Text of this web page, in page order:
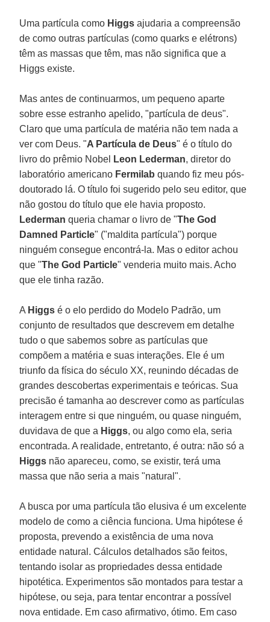
Uma partícula como Higgsajudaria a compreensão
de como outras partículas (como quarks e elétrons)
têm as massas que têm, mas não significa que a
Higgs existe.
Mas antes de continuarmos, um pequeno aparte
sobre esse estranho apelido, "partícula de deus".
Claro que uma partícula de matéria não tem nada a
ver com Deus. "A Partícula de Deus" é o título do
livro do prêmio Nobel
Leon Lederman, diretor do
laboratório americano Fermilabquando fiz meu pós-
doutorado lá. O título foi sugerido pelo seu editor, que
não gostou do título que ele havia proposto.
Ledermanqueria chamar o livro de "The God
Damned Particle" ("maldita partícula") porque
ninguém consegue encontrá-la. Mas o editor achou
que "The God Particle" venderia muito mais. Acho
que ele tinha razão.
A Higgsé o elo perdido do Modelo Padrão, um
conjunto de resultados que descrevem em detalhe
tudo o que sabemos sobre as partículas que
compõem a matéria e suas interações. Ele é um
triunfo da física do século XX, reunindo décadas de
grandes descobertas experimentais e teóricas. Sua
precisão é tamanha ao descrever como as partículas
interagem entre si que ninguém, ou quase ninguém,
duvidava de que a Higgs, ou algo como ela, seria
encontrada. A realidade, entretanto, é outra: não só a
Higgs não apareceu, como, se existir, terá uma
massa que não seria a mais "natural".
A busca por uma partícula tão elusiva é um excelente
modelo de como a ciência funciona. Uma hipótese é
proposta, prevendo a existência de uma nova
entidade natural. Cálculos detalhados são feitos,
tentando isolar as propriedades dessa entidade
hipotética. Experimentos são montados para testar a
hipótese, ou seja, para tentar encontrar a possível
nova entidade. Em caso afirmativo, ótimo. Em caso